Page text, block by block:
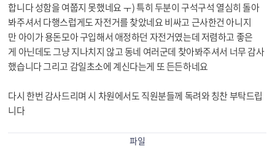
합니다 성함을 여쭙지 못했네요 ㅜ) 특히 두분이 구석구석 열심히 돌아
봐주셔서 다행스럽게도 자전거를 찾았네요 비싸고 근사한건 아니지
만 아이가 용돈모아 구입해서 애정하던 자전거였는데 저렴하고 좋은
게 아닌데도 그냥 지나치지 않고 동네 여러군데 찾아봐주셔서 너무 감사
했습니다 그리고 감일초소에 계신다는게 또 든든하네요
다시 한번 감사드리며 시 차원에서도 직원분들께 독려와 칭찬 부탁드립
니다
파일